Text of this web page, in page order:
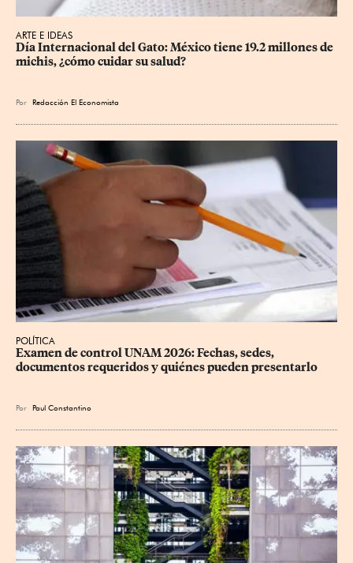
ARTE E IDEAS
Día Internacional del Gato: México tiene 19.2 millones de
michis, ¿cómo cuidar su salud?
Por Redacción El Economista
POLÍTICA
Examen de control UNAM 2026: Fechas, sedes,
documentos requeridos y quiénes pueden presentarlo
Por Paul Constantino